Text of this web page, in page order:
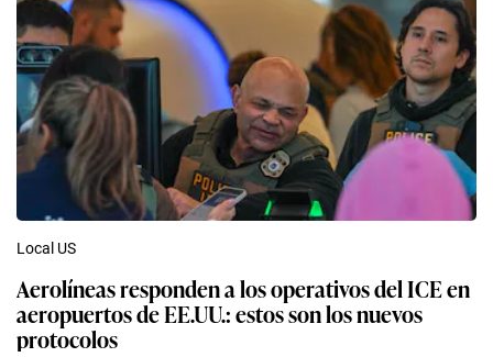
Local US
Aerolíneas responden a los operativos del ICE en
aeropuertos de EE.UU.: estos son los nuevos
protocolos